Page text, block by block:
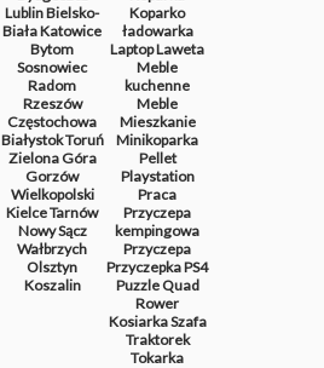
LublinBielsko-
BiałaKatowice
Bytom
Sosnowiec
Radom
Rzeszów
Częstochowa
BiałystokToruń
Zielona Góra
Gorzów
Wielkopolski
KielceTarnów
Nowy Sącz
Wałbrzych
Olsztyn
Koszalin
Koparko
ładowarka
LaptopLaweta
Meble
kuchenne
Meble
Mieszkanie
Minikoparka
Pellet
Playstation
Praca
Przyczepa
kempingowa
Przyczepa
PrzyczepkaPS4
PuzzleQuad
Rower
KosiarkaSzafa
Traktorek
Tokarka